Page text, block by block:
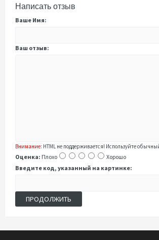
Написать отзыв
Ваше Имя:
Ваш отзыв:
Внимание: HTML не поддерживается! Используйте
Оценка: Плохо
Хорошо
Введите код, указанный на картинке:
ПРОДОЛЖИТЬ